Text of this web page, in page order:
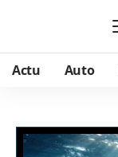
Actu Auto